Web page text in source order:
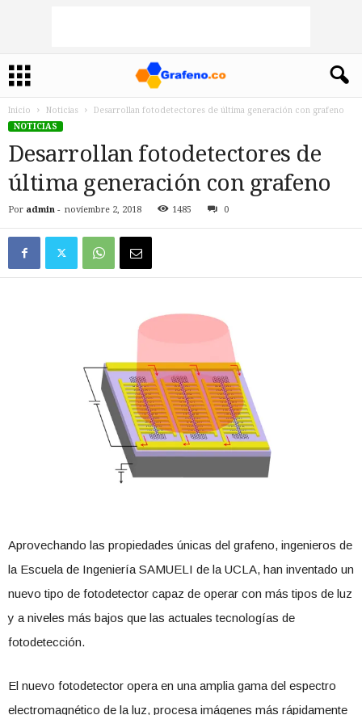
Inicio Noticias
Desarrollan fotodetectores de última generación con grafeno
NOTICIAS
Desarrollan fotodetectores de
última generación con grafeno
Por admin - noviembre 2, 2018 1485 0
Aprovechando las propiedades únicas del grafeno, ingenieros de
la Escuela de Ingeniería SAMUELI de la UCLA, han inventado un
nuevo tipo de fotodetector capaz de operar con más tipos de luz
y a niveles más bajos que las actuales tecnologías de
fotodetección.
El nuevo fotodetector opera en una amplia gama del espectro
electromagnético de la luz, procesa imágenes más rápidamente